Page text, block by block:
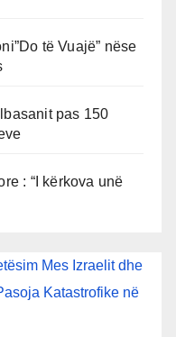
të Vuajë” nëse
pas 150
: “I kërkova unë
Mes Izraelit dhe
Katastrofike në